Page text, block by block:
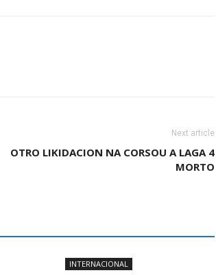
Next article
OTRO LIKIDACION NA CORSOU A LAGA 4
MORTO
INTERNACIONAL